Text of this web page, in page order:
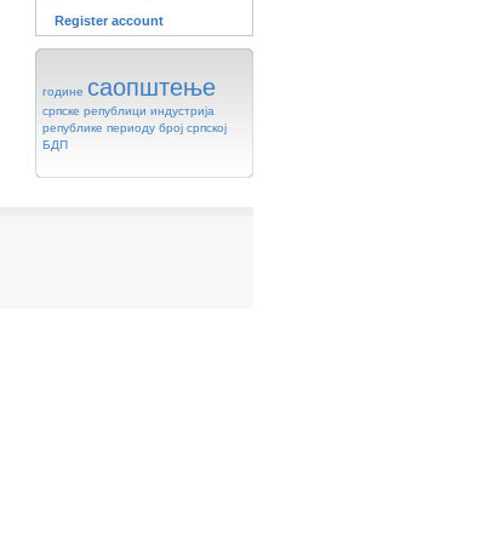
Register account
године саопштење
српске републици индустрија
републике периоду број српској
БДП